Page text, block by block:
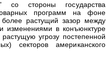
со стороны государства
программ на фоне
более растущий зазор между
изменениями в конъюнктуре
угрозу постепенной
секторов американского